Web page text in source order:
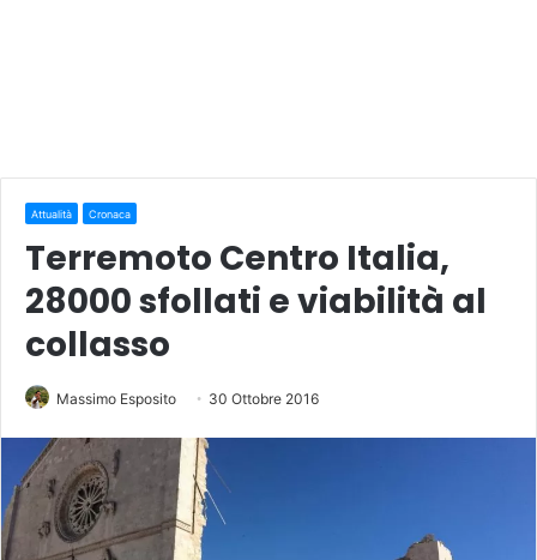
Attualità Cronaca
Terremoto Centro Italia,
28000 sfollati e viabilità al
collasso
Massimo Esposito 30 Ottobre 2016